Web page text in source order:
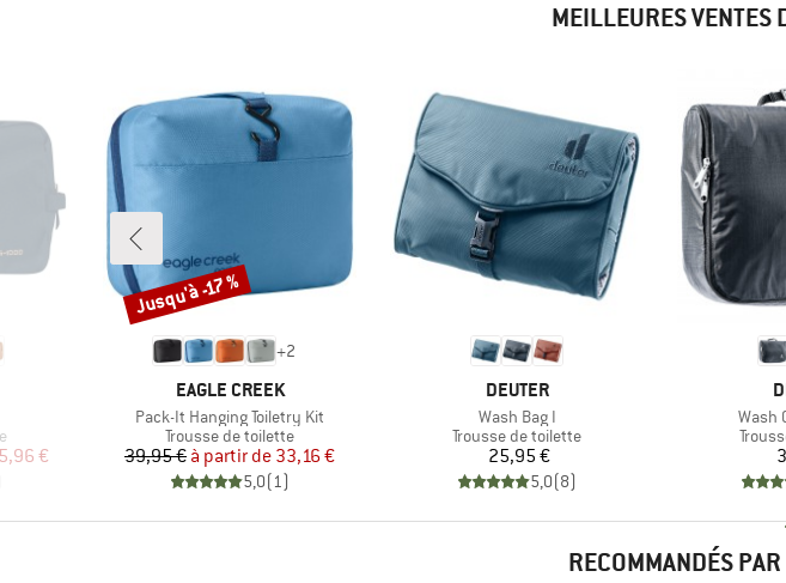
MEILLEURES VENTES
€
+2
MARQUE
EAGLE CREEK
Article
Pack-It Hanging Toiletry Kit
Product group
Trousse de toilette
Prix
39,95 € Prix réduit
à partir de 33,16 €
5,0(1)
Remise
Jusqu'à -17 %
MARQUE
DEUTER
Article
Wash Bag I
Product group
Trousse de toilette
Prix
25,95 €
5,0(8)
Article
Wash
RECOMMANDÉS